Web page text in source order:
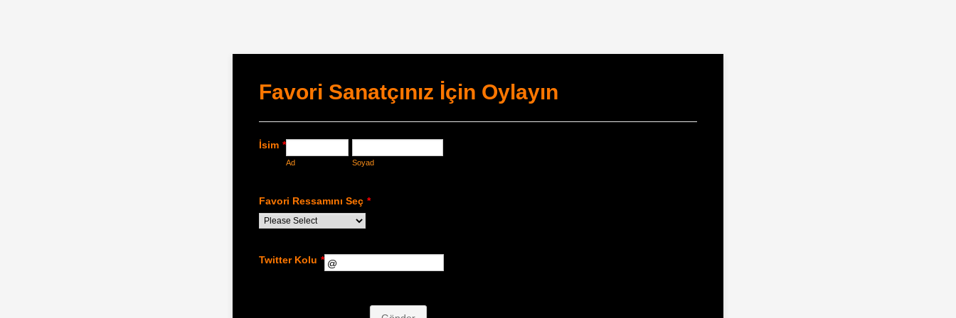
Favori Sanatçınız İçin Oylayın
İsim *
Ad Soyad
Favori Ressamını Seç *
Twitter Kolu *